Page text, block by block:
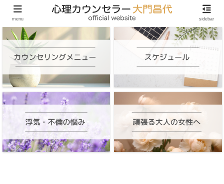
頑張る大人の女性のためのオンラインカウンセリング
menu sidebar